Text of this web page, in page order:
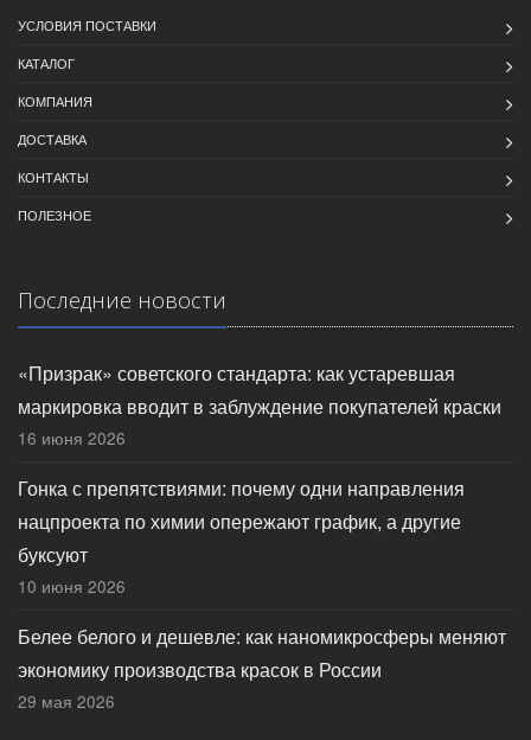
УСЛОВИЯ ПОСТАВКИ
КАТАЛОГ
КОМПАНИЯ
ДОСТАВКА
КОНТАКТЫ
ПОЛЕЗНОЕ
Последние новости
«Призрак» советского стандарта: как устаревшая
маркировка вводит в заблуждение покупателей краски
16 июня 2026
Гонка с препятствиями: почему одни направления
нацпроекта по химии опережают график, а другие
буксуют
10 июня 2026
Белее белого и дешевле: как наномикросферы меняют
экономику производства красок в России
29 мая 2026